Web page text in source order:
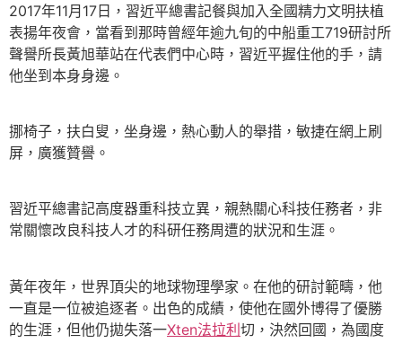
2017年11月17日，習近平總書記餐與加入全國精力文明扶植
表揚年夜會，當看到那時曾經年逾九旬的中船重工719研討所
聲譽所長黃旭華站在代表們中心時，習近平握住他的手，請
他坐到本身身邊。
挪椅子，扶白叟，坐身邊，熱心動人的舉措，敏捷在網上刷
屏，廣獲贊譽。
習近平總書記高度器重科技立異，親熱關心科技任務者，非
常關懷改良科技人才的科研任務周遭的狀況和生涯。
黃年夜年，世界頂尖的地球物理學家。在他的研討範疇，他
一直是一位被追逐者。出色的成績，使他在國外博得了優勝
的生涯，但他仍拋失落一Xten法拉利切，決然回國，為國度